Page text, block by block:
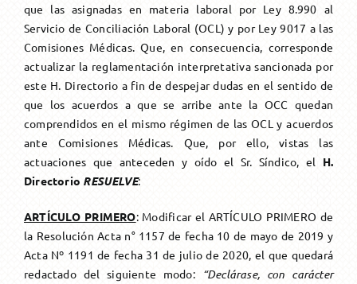
Hijos Discapacitados
Única Prestación
Coworking
Asesoramiento
Reciprocidad
De un Beneficiario
Solicitud
Transform. a Jub. Ord.
Solicitud
Transform. a Jub. Ord.
Otros Beneficios
Reconocimiento de servicios
Formularios
que las asignadas en materia laboral por Ley 8.990 al
Servicio de Conciliación Laboral (OCL) y por Ley 9017 a las
Comisiones Médicas. Que, en consecuencia, corresponde
actualizar la reglamentación interpretativa sancionada por
este H. Directorio a fin de despejar dudas en el sentido de
que los acuerdos a que se arribe ante la OCC quedan
comprendidos en el mismo régimen de las OCL y acuerdos
ante Comisiones Médicas. Que, por ello, vistas las
actuaciones que anteceden y oído el Sr. Síndico, el H.
Directorio RESUELVE:
ARTÍCULO PRIMERO: Modificar el ARTÍCULO PRIMERO de
la Resolución Acta n° 1157 de fecha 10 de mayo de 2019 y
Acta Nº 1191 de fecha 31 de julio de 2020, el que quedará
redactado del siguiente modo:
“Declárase, con carácter